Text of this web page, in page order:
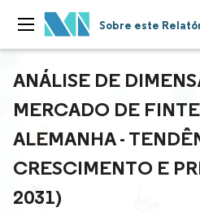
Sobre este
ANÁLISE DE
MERCADO DE
ALEMANHA -
CRESCIMENTO E
2031)